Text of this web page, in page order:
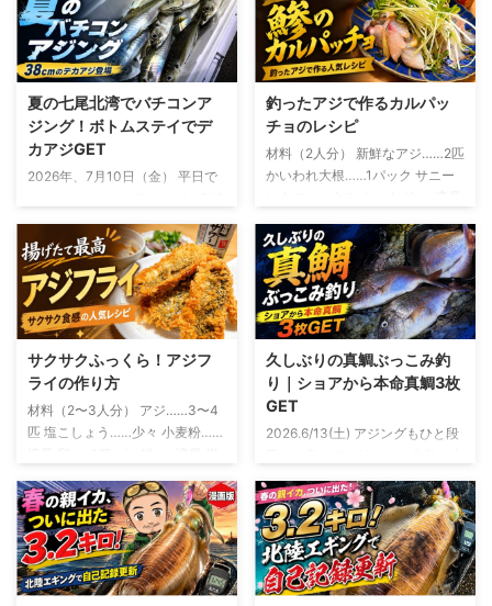
夏の七尾北湾でバチコンア
ジング！ボトムステイでデ
カアジGET
2026年、7月10日（金） 平日で
参戦 友人から誘いがあったの
は、釣行の2日ほど前 「平日やけ
ど、バチコン行くけ～」 断る理
由は微塵もありません。 バチコ
ンアジングとは？ バチコンアジ
ングとは、バーチカルコンタクト
アジングの略 決して、 「アジが
バチバチ、コンコンと当たる釣
り」 という意味ではないです 船
から仕掛けを縦方向に落とし、深
い場所にいるアジを狙う釣り 初
夏になって水温が上昇すると、シ
ョアから良型のアジを狙うのが難
しくなってきます この時期に岸
から釣れやすいのは、豆 ...
釣ったアジで作るカルパッ
チョのレシピ
材料（2人分） 新鮮なアジ……2匹
かいわれ大根……1パック サニー
ン汁……大さじ1 しょうゆ……小さ
じ1 塩……少々 粗びき黒こしょ
う……少々 おろしにんにく……少
量 釣ったアジを使う場合は、鮮
度を保ったまま持ち帰り生食でき
る状態のものを使います アジの
下ごしらえと盛り付け アジは三
枚におろし、腹骨と血合い骨を取
り除きます 皮を引いたら、食べ
やすい薄さのそぎ切りにします
サニーレタスを切るもしくは手で
ちぎり、水にさらしたあと、しっ
かり水 ...
サクサクふっくら！アジフ
ライの作り方
材料（2〜3人分） アジ……3〜4
匹 塩こしょう……少々 小麦粉……
ソースまたはタルタルソース……
お好みで アジは三枚おろしにし
て、腹骨と小骨を取り除きます
開いた状態で揚げたい場合は、背
開きや腹開きでも大丈夫 アジフ
久しぶりの真鯛ぶっこみ釣
り｜ショアから本命真鯛3枚
GET
2026.6/13(土) アジングもひと段
では「もう十分かな？」というタ
イミング 例年なら、この時期か
らはちょい投げでキスを狙った
り、友人の船に乗せてもらって年
に1、2回ほどバチコンを楽しんだ
りするフェーズ そんな中で、ふ